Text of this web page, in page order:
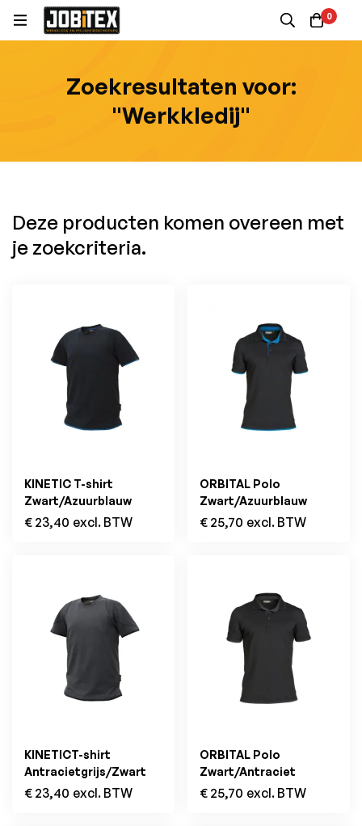
0
Zoekresultaten voor:
"Werkkledij"
Deze producten komen overeen met
je zoekcriteria.
KINETIC T-shirt
Zwart/Azuurblauw
€ 23,40 excl. BTW
ORBITAL Polo
Zwart/Azuurblauw
€ 25,70 excl. BTW
KINETICT-shirt
Antracietgrijs/Zwart
€ 23,40 excl. BTW
ORBITAL Polo
Zwart/Antraciet
€ 25,70 excl. BTW